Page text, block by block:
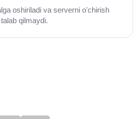
oshiriladi va serverni o'chirish
qilmaydi.